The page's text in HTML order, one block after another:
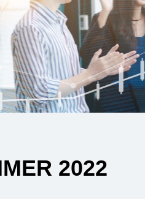
2022